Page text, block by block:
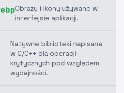
Obrazy i ikony używane w
interfejsie aplikacji.
Natywne biblioteki napisane
w C/C++ dla operacji
krytycznych pod względem
wydajności.